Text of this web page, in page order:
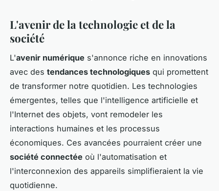
L'avenir de la technologie et de la
société
L'avenir numérique s'annonce riche en innovations
avec des tendances technologiques qui promettent
de transformer notre quotidien. Les technologies
émergentes, telles que l'intelligence artificielle et
l'Internet des objets, vont remodeler les
interactions humaines et les processus
économiques. Ces avancées pourraient créer une
société connectée où l'automatisation et
l'interconnexion des appareils simplifieraient la vie
quotidienne.